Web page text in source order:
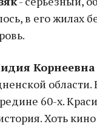
в его жилах
Корнеевна
области.
60-х.
Хоть